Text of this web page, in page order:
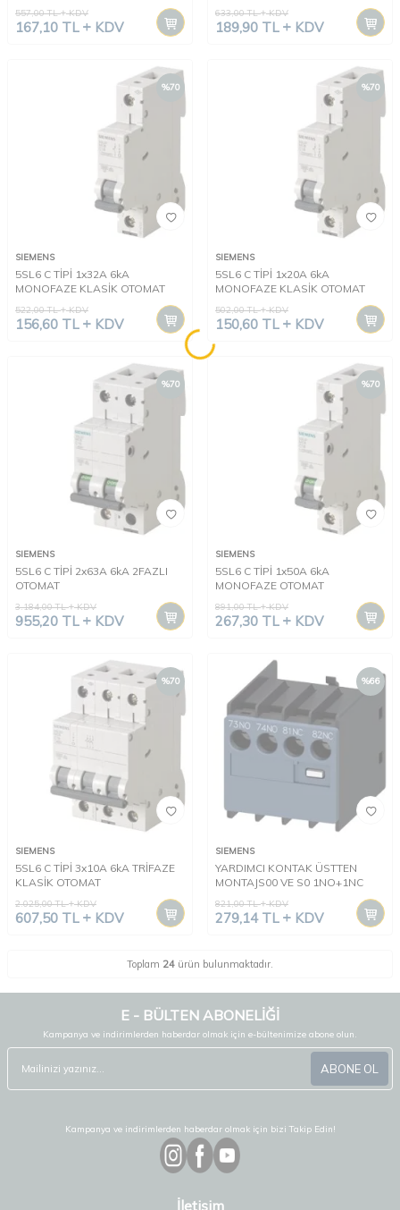
557,00TL KDV
167,10 TL KDV
633,00TL KDV
189,90 TL KDV
%70
SIEMENS
5SL6 C TİPİ 1x32A 6kA
MONOFAZE KLASİK OTOMAT
522,00TL KDV
156,60 TL KDV
%70
SIEMENS
5SL6 C TİPİ 1x20A 6kA
MONOFAZE KLASİK OTOMAT
502,00TL KDV
150,60 TL KDV
%70
SIEMENS
5SL6 C TİPİ 2x63A 6kA 2FAZLI
OTOMAT
3.184,00TL KDV
955,20 TL KDV
%70
SIEMENS
5SL6 C TİPİ 1x50A 6kA
MONOFAZE OTOMAT
891,00TL KDV
267,30 TL KDV
%70
SIEMENS
5SL6 C TİPİ 3x10A 6kA TRİFAZE
KLASİK OTOMAT
2.025,00TL KDV
607,50 TL KDV
%66
SIEMENS
YARDIMCI KONTAK ÜSTTEN
MONTAJS00 VE S0 1NO+1NC
821,00TL KDV
279,14TL KDV
Toplam 24 ürün bulunmaktadır.
E - BÜLTEN ABONELİĞİ
Kampanya ve indirimlerden haberdar olmak için e-bültenimize abone olun.
ABONE OL
Kampanya ve indirimlerden haberdar olmak için bizi Takip Edin!
İletişim